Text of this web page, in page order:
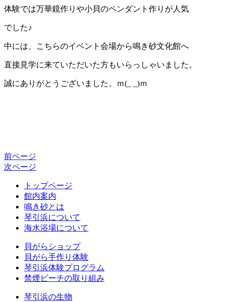
体験では万華鏡作りや小貝のペンダント作りが人気
でした♪
中には、こちらのイベント会場から鳴き砂文化館へ
直接見学に来ていただいた方もいらっしゃいました。
誠にありがとうございました。ｍ(_ _)ｍ
前ページ
次ページ
トップページ
館内案内
鳴き砂とは
琴引浜について
海水浴場について
貝がらショップ
貝がら手作り体験
琴引浜体験プログラム
禁煙ビーチの取り組み
琴引浜の生物